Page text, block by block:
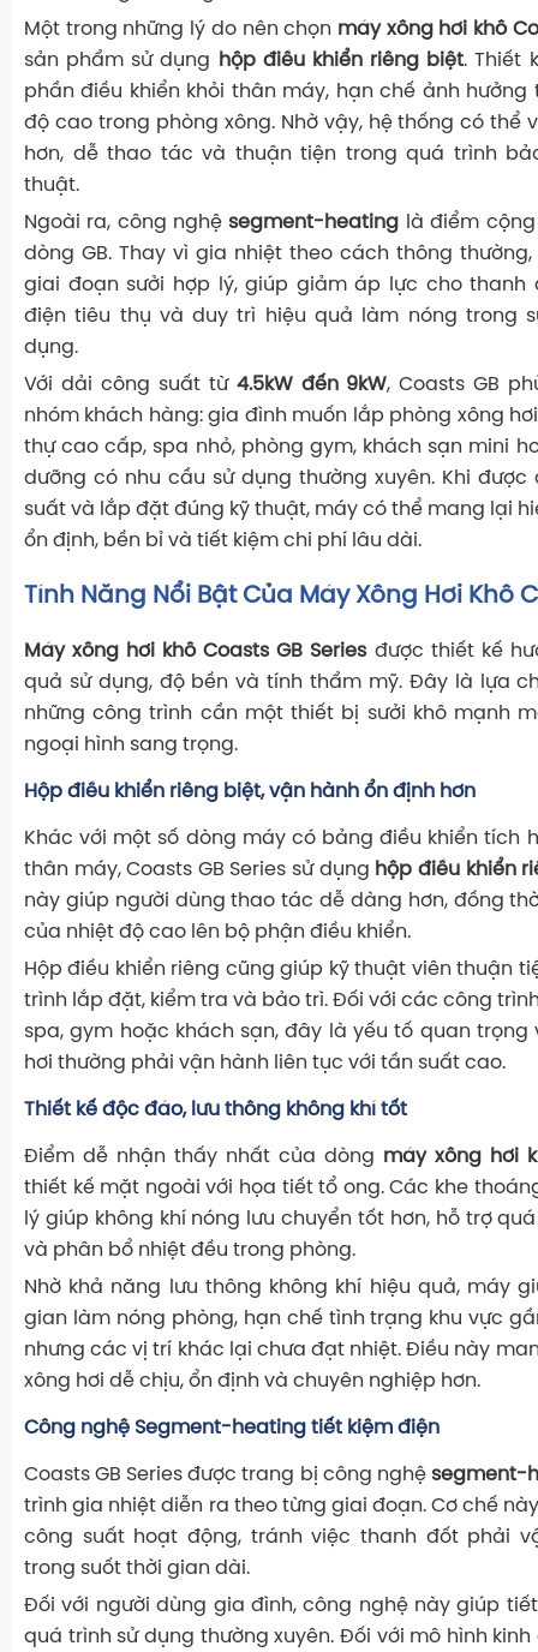
Một trong những lý do nên chọn máy xông hơi khô
sản phẩm sử dụng
hộp điều khiển riêng biệt. Thiết
phần điều khiển khỏi thân máy, hạn chế ảnh
độ cao trong phòng xông. Nhờ vậy, hệ thống có thể
hơn, dễ thao tác và thuận tiện trong quá trình
thuật.
Ngoài ra, công nghệsegment-heating là điểm
dòng GB. Thay vì gia nhiệt theo cách thông
giai đoạn sưởi hợp lý, giúp giảm áp lực cho thanh
điện tiêu thụ và duy trì hiệu quả làm nóng trong
dụng.
Với dải công suất từ 4.5kW đến 9kW, Coasts GB
nhóm khách hàng: gia đình muốn lắp phòng xông
thự cao cấp, spa nhỏ, phòng gym, khách sạn mini
dưỡng có nhu cầu sử dụng thường xuyên. Khi được
suất và lắp đặt đúng kỹ thuật, máy có thể mang lại
ổn định, bền bỉ và tiết kiệm chi phí lâu dài.
Tính Năng Nổi Bật Của Máy Xông Hơi Khô
Máy xông hơi khô Coasts GB Series được thiết kế
quả sử dụng, độ bền và tính thẩm mỹ. Đây là lựa
những công trình cần một thiết bị sưởi khô mạnh
ngoại hình sang trọng.
Hộp điều khiển riêng biệt, vận hành ổn định hơn
Khác với một số dòng máy có bảng điều khiển tích
thân máy, Coasts GB Series sử dụng hộp điều khiển
này giúp người dùng thao tác dễ dàng hơn, đồng
của nhiệt độ cao lên bộ phận điều khiển.
Hộp điều khiển riêng cũng giúp kỹ thuật viên thuận
trình lắp đặt, kiểm tra và bảo trì. Đối với các công
spa, gym hoặc khách sạn, đây là yếu tố quan trọng
hơi thường phải vận hành liên tục với tần suất cao.
Thiết kế độc đáo, lưu thông không khí tốt
Điểm dễ nhận thấy nhất của dòng máy xông hơi
thiết kế mặt ngoài với họa tiết tổ ong. Các khe
lý giúp không khí nóng lưu chuyển tốt hơn, hỗ trợ
và phân bổ nhiệt đều trong phòng.
Nhờ khả năng lưu thông không khí hiệu quả, máy
gian làm nóng phòng, hạn chế tình trạng khu vực
nhưng các vị trí khác lại chưa đạt nhiệt. Điều này
xông hơi dễ chịu, ổn định và chuyên nghiệp hơn.
Công nghệ Segment-heating tiết kiệm điện
Coasts GB Series được trang bị công nghệ segment-
trình gia nhiệt diễn ra theo từng giai đoạn. Cơ chế
công suất hoạt động, tránh việc thanh đốt phải
trong suốt thời gian dài.
Đối với người dùng gia đình, công nghệ này giúp
quá trình sử dụng thường xuyên. Đối với mô hình